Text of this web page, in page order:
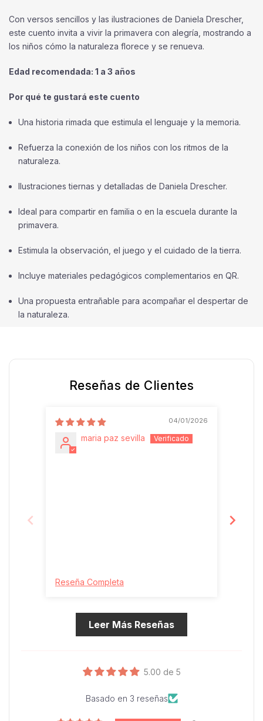
Con versos sencillos y las ilustraciones de Daniela Drescher,
este cuento invita a vivir la primavera con alegría, mostrando a
los niños cómo la naturaleza florece y se renueva.
Edad recomendada: 1 a 3 años
Por qué te gustará este cuento
Una historia rimada que estimula el lenguaje y la memoria.
Refuerza la conexión de los niños con los ritmos de la
naturaleza.
Ilustraciones tiernas y detalladas de Daniela Drescher.
Ideal para compartir en familia o en la escuela durante la
primavera.
Estimula la observación, el juego y el cuidado de la tierra.
Incluye materiales pedagógicos complementarios en QR.
Una propuesta entrañable para acompañar el despertar de
la naturaleza.
Reseñas de Clientes
04/01/2026
maria paz sevilla
Reseña Completa
Leer Más Reseñas
5.00 de 5
Basado en 3 reseñas